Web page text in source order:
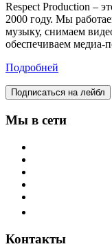
Respect Production –
2000 году. Мы
музыку, снимаем
обеспечиваем медиа-
Подробней
Подписаться на лейбл
Мы в сети
Контакты